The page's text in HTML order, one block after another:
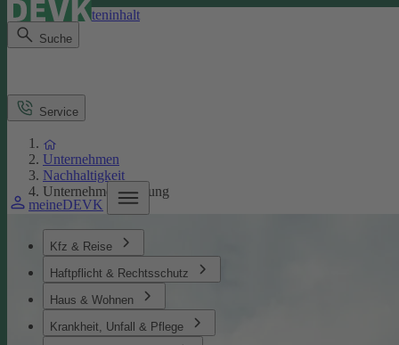
Direkt zum Seiteninhalt
Suche
meineDEVK
Kfz & Reise
Haftpflicht & Rechtsschutz
Haus & Wohnen
Krankheit, Unfall & Pflege
Service
Unternehmen
Nachhaltigkeit
Unternehmensführung